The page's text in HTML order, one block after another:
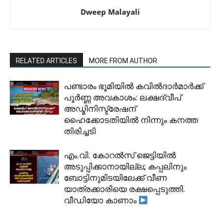
Dweep Malayali
RELATED ARTICLES MORE FROM AUTHOR
പണ്ടാരം ഭൂമിയിൽ കവിൽദാർമാർക്ക്
പൂർണ്ണ അവകാശം: ലക്ഷദ്വീപ്
അഡ്മിനിസ്ട്രേഷന്
ഹൈക്കോടതിയിൽ നിന്നും കനത്ത
തിരിച്ചടി
​എം.വി. കോറൽസ് ജെട്ടിയിൽ
അടുപ്പിക്കാനായില്ല; കപ്പലിനും
ബോട്ടിനുമിടയിലേക്ക് വീണ
യാത്രക്കാരിയെ രക്ഷപ്പെടുത്തി.
വീഡിയോ കാണാം